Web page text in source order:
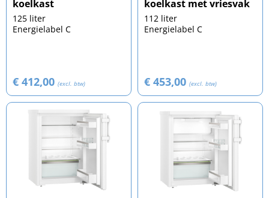
koelkast
125 liter
Energielabel C
€ 412,00 (excl. btw)
koelkast met vriesvak
112 liter
Energielabel C
€ 453,00 (excl. btw)